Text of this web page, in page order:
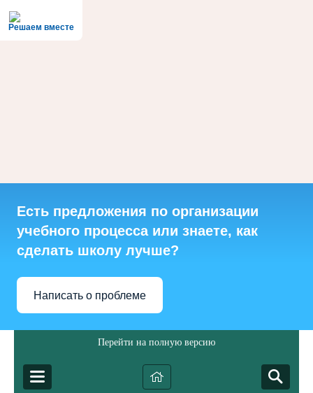
Решаем вместе
Есть предложения по организации
учебного процесса или знаете, как
сделать школу лучше?
Написать о проблеме
Перейти на полную версию